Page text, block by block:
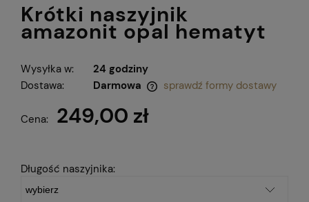
Krótki naszyjnik
amazonit opal hematyt
Wysyłka w:
24 godziny
Dostawa:
Darmowa sprawdź formy dostawy
Cena: 249,00 zł
Długość naszyjnika: